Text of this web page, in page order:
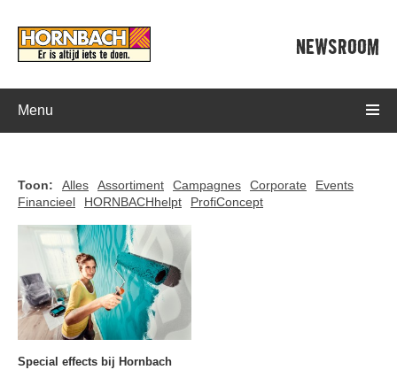
NEWSROOM
Menu
Toon: Alles Assortiment Campagnes Corporate
Events
Financieel
HORNBACHhelpt ProfiConcept
Special effects bij Hornbach